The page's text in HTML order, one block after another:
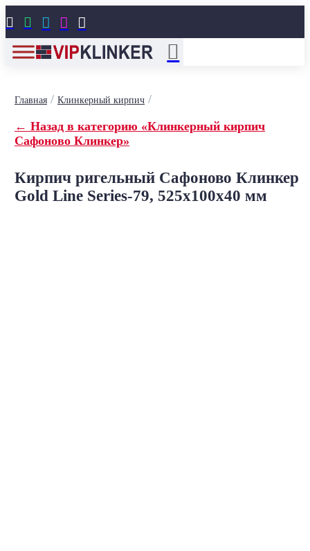
    
Главная/ Клинкерный кирпич/
← Назад в категорию «Клинкерный кирпич
Сафоново Клинкер»
Кирпич ригельный Сафоново Клинкер
Gold Line Series-79, 525x100x40 мм